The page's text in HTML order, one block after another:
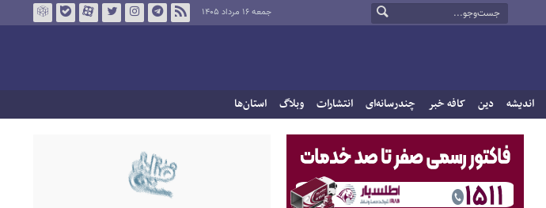
جمعه ۱۶ مرداد ۱۴۰۵
اندیشه دین کافه خبر چندرسانه‌ای انتشارات وبلاگ استان‌ها